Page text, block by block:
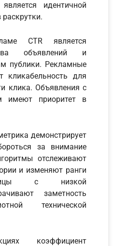
идентичной
CTR является
объявлений и
публики. Рекламные
кликабельность для
клика. Объявления с
имеют приоритет в
демонстрирует
за внимание
отслеживают
и изменяют ранги
с низкой
заметность
технической
коэффициент